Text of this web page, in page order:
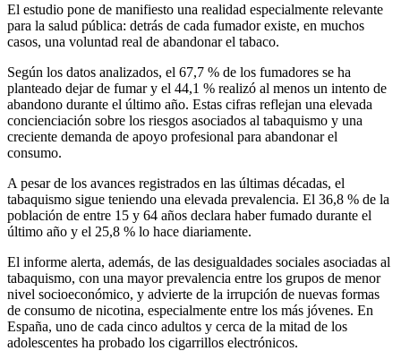
El estudio pone de manifiesto una realidad especialmente relevante
para la salud pública: detrás de cada fumador existe, en muchos
casos, una voluntad real de abandonar el tabaco.
Según los datos analizados, el 67,7 % de los fumadores se ha
planteado dejar de fumar y el 44,1 % realizó al menos un intento de
abandono durante el último año. Estas cifras reflejan una elevada
concienciación sobre los riesgos asociados al tabaquismo y una
creciente demanda de apoyo profesional para abandonar el
consumo.
A pesar de los avances registrados en las últimas décadas, el
tabaquismo sigue teniendo una elevada prevalencia. El 36,8 % de la
población de entre 15 y 64 años declara haber fumado durante el
último año y el 25,8 % lo hace diariamente.
El informe alerta, además, de las desigualdades sociales asociadas al
tabaquismo, con una mayor prevalencia entre los grupos de menor
nivel socioeconómico, y advierte de la irrupción de nuevas formas
de consumo de nicotina, especialmente entre los más jóvenes. En
España, uno de cada cinco adultos y cerca de la mitad de los
adolescentes ha probado los cigarrillos electrónicos.